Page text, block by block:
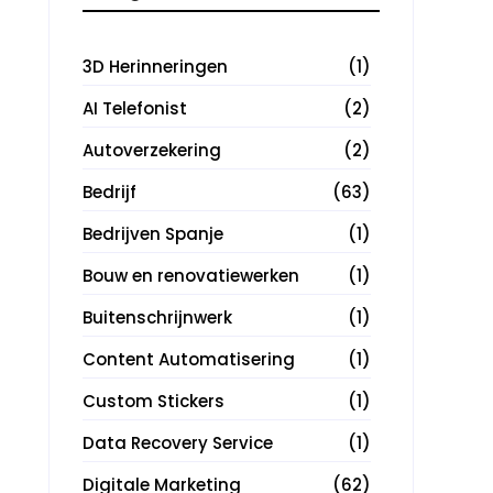
3D Herinneringen
(1)
AI Telefonist
(2)
Autoverzekering
(2)
Bedrijf
(63)
Bedrijven Spanje
(1)
Bouw en renovatiewerken
(1)
Buitenschrijnwerk
(1)
Content Automatisering
(1)
Custom Stickers
(1)
Data Recovery Service
(1)
Digitale Marketing
(62)